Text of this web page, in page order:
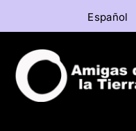
to
content
Español